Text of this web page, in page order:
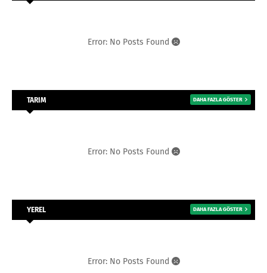
Error: No Posts Found
TARIM DAHA FAZLA GÖSTER
Error: No Posts Found
YEREL DAHA FAZLA GÖSTER
Error: No Posts Found